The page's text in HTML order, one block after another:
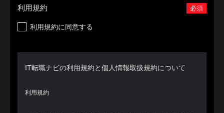
必須
利用規約
利用規約に同意する
IT転職ナビの利用規約と個人情報取扱規約について
利用規約